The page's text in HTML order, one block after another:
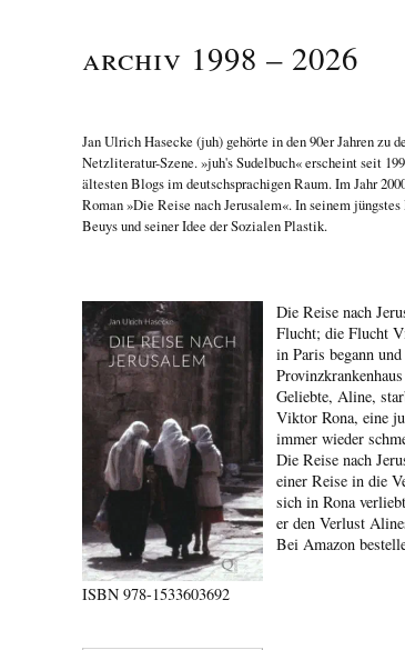
Archiv 1998 – 2026
Jan Ulrich Hasecke (juh) gehörte in den 90er Jahren zu
Netzliteratur-Szene. »juh's Sudelbuch« erscheint seit
ältesten Blogs im deutschsprachigen Raum. Im Jahr
Roman»Die Reise nach Jerusalem«. In seinem
Beuys und seiner Idee der Sozialen Plastik.
ISBN978-1533603692
Die Reise nach
Flucht; die Flucht
in Paris begann
Geliebte, Aline,
Viktor Rona, eine
immer wieder
Die Reise nach
einer Reise in die
sich in Rona
er den Verlust
Bei Amazon